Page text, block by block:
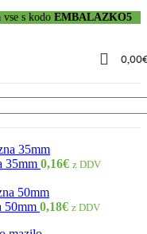
s kodo EMBALAZKO5
0,00
35mm 0,16€ z DDV
50mm 0,18€ z DDV